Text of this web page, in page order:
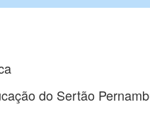
do Sertão